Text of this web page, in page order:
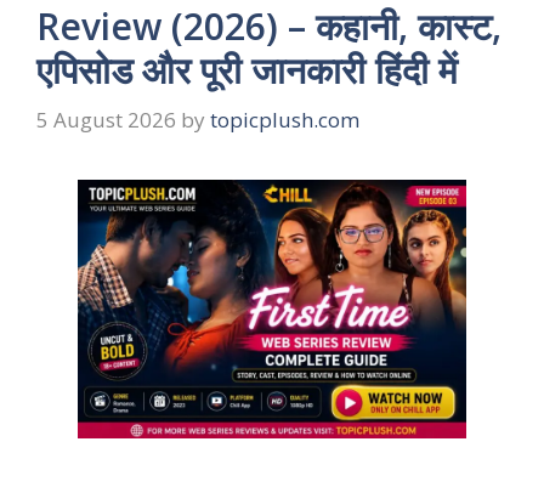
Review (2026) – कहानी, कास्ट,
एपिसोड और पूरी जानकारी हिंदी में
5 August 2026 by topicplush.com